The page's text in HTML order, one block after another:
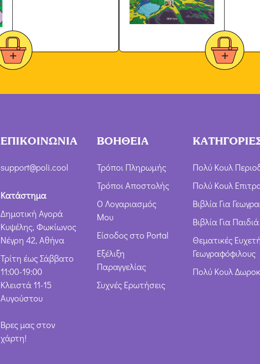
ΕΠΙΚΟΙΝΩΝΙΑ
support@poli.cool
Κατάστημα
Δημοτική Αγορά
Κυψέλης, Φωκίωνος
Νέγρη 42, Αθήνα
Τρίτη έως Σάββατο
11:00-19:00
Κλειστά 11-15
Αυγούστου
Βρες μας στον
χάρτη!
ΒΟΗΘΕΙΑ
Τρόποι Πληρωμής
Τρόποι Αποστολής
Ο Λογαριασμός
Μου
Είσοδος στο Portal
Εξέλιξη
Παραγγελίας
Συχνές Ερωτήσεις
Πολύ Κουλ
Πολύ Κουλ
Βιβλία Για
Βιβλία Για Παιδιά
Θεματικές
Γεωγραφόφιλους
Πολύ Κουλ